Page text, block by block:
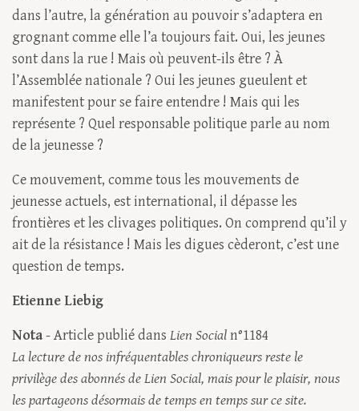
dans l’autre, la génération au pouvoir s’adaptera en
grognant comme elle l’a toujours fait. Oui, les jeunes
sont dans la rue ! Mais où peuvent-ils être ? À
l’Assemblée nationale ? Oui les jeunes gueulent et
manifestent pour se faire entendre ! Mais qui les
représente ? Quel responsable politique parle au nom
de la jeunesse ?
Ce mouvement, comme tous les mouvements de
jeunesse actuels, est international, il dépasse les
frontières et les clivages politiques. On comprend qu’il y
ait de la résistance ! Mais les digues cèderont, c’est une
question de temps.
Etienne Liebig
Nota- Article publié dans Lien Socialn°1184
La lecture de nos infréquentables chroniqueurs reste le
privilège des abonnés deLien Social, mais pour le plaisir, nous
les partageons désormais de temps en temps sur ce site.